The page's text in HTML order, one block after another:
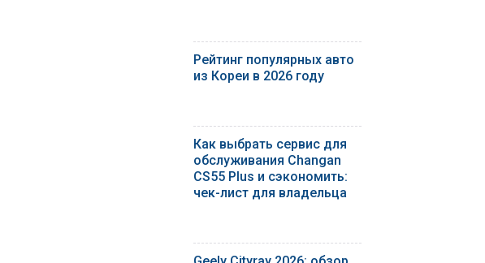
Рейтинг популярных авто
из Кореи в 2026 году
Как выбрать сервис для
обслуживания Changan
CS55 Plus и сэкономить:
чек-лист для владельца